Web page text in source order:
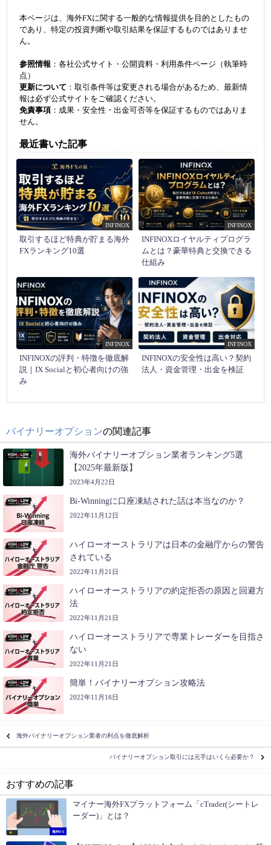
本ページは、海外FXに関する一般的な情報提供を目的としたもの
であり、特定の投資判断や取引結果を保証するものではありませ
ん。
参照情報 ：各社公式サイト・公開資料・利用条件ページ（執筆時
点）
更新について ：取引条件等は変更される場合があるため、最新情
報は必ず公式サイトをご確認ください。
免責事項 ：成果・安全性・出金可否等を保証するものではありま
せん。
最近書いた記事
INFINOX
取引するほど特典が貯まる海外
FXランキング10選
INFINOX
INFINOXロイヤルティプログラ
ムとは？豪華特典と交換できる
仕組み
INFINOX
INFINOXの評判・特徴を徹底解
説｜IX Socialと初心者向けの強
み
INFINOX
INFINOXの安全性は高い？契約
法人・資金管理・出金を検証
バイナリーオプションの関連記事
海外バイナリーオプション業者ランキング5選
【2025年最新版】
2023年4月22日
Bi-Winningに口座凍結された話は本当なのか？
2022年11月12日
ハイローオーストラリアは日本の金融庁からの警告
されている
2022年11月21日
ハイローオーストラリアの約定拒否の原因と回避方
法
2022年11月21日
ハイローオーストラリアで専業トレーダーを目指さ
ない
2022年11月21日
簡単！バイナリーオプション攻略法
2022年11月16日
海外バイナリーオプション業者の利点を徹底解析
バイナリーオプション取引には元手はいくら必要か？
おすすめの記事
海外FX
マイナー海外FXプラットフォーム「cTrader(シートレ
ーダー)」とは？